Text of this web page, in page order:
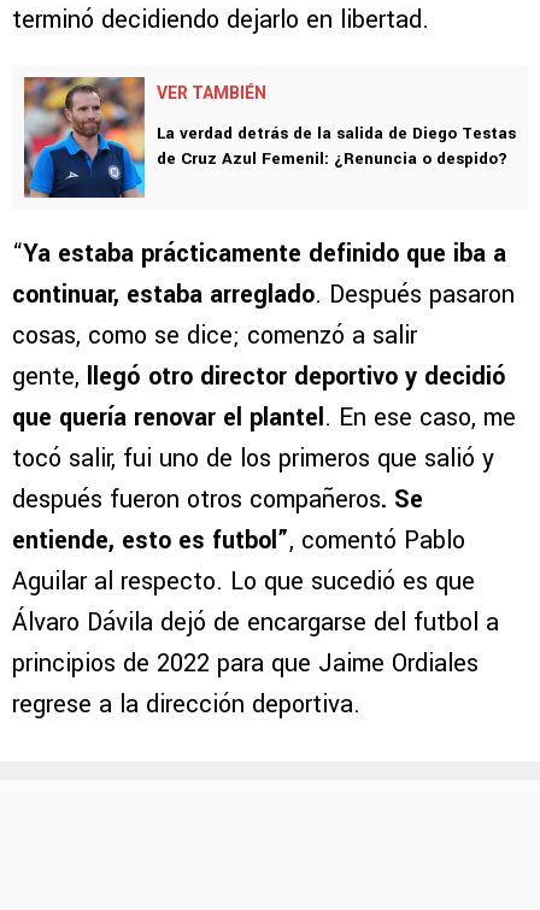
terminó decidiendo dejarlo en libertad.
VER TAMBIÉN
La verdad detrás de la salida de Diego Testas
de Cruz Azul Femenil: ¿Renuncia o despido?
“Ya estaba prácticamente definido que iba a
continuar, estaba arreglado. Después pasaron
cosas, como se dice; comenzó a salir
gente, llegó otro director deportivo y decidió
que quería renovar el plantel. En ese caso, me
tocó salir, fui uno de los primeros que salió y
después fueron otros compañeros. Se
entiende, esto es futbol”, comentó Pablo
Aguilar al respecto. Lo que sucedió es que
Álvaro Dávila dejó de encargarse del futbol a
principios de 2022 para que Jaime Ordiales
regrese a la dirección deportiva.